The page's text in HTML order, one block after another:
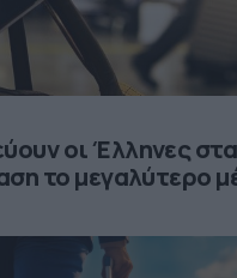
οι Έλληνες
το μεγαλύτερο